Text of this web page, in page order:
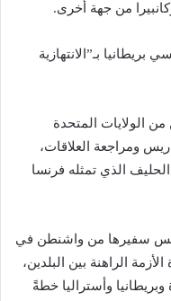
من جهة أخرى.
بـ”الانتهازية
الولايات المتحدة
ومراجعة العلاقات،
الذي تمثله فرنسا
سفيرها من واشنطن في
الراهنة بين البلدين،
وأستراليا خطةً